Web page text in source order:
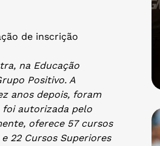
de inscrição
na Educação
Positivo. A
anos depois, foram
foi autorizada pelo
oferece 57 cursos
22 Cursos Superiores